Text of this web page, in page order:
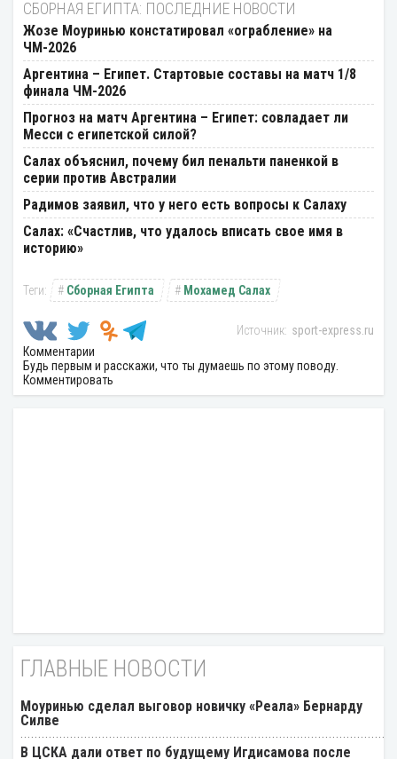
СБОРНАЯ ЕГИПТА: ПОСЛЕДНИЕ НОВОСТИ
Жозе Моуринью констатировал «ограбление» на
ЧМ-2026
Аргентина – Египет. Стартовые составы на матч 1/8
финала ЧМ-2026
Прогноз на матч Аргентина – Египет: совладает ли
Месси с египетской силой?
Салах объяснил, почему бил пенальти паненкой в
серии против Австралии
Радимов заявил, что у него есть вопросы к Салаху
Салах: «Счастлив, что удалось вписать свое имя в
историю»
Сборная Египта Мохамед Салах
sport-express.ru
Комментарии
Будь первым и расскажи, что ты думаешь по этому поводу.
Комментировать
ГЛАВНЫЕ НОВОСТИ
Моуринью сделал выговор новичку «Реала» Бернарду
Силве
В ЦСКА дали ответ по будущему Игдисамова после